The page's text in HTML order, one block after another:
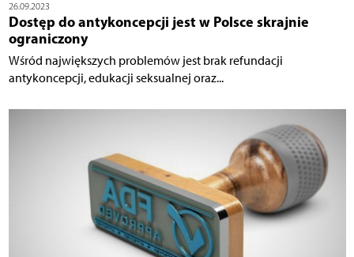
26.09.2023
Dostęp do antykoncepcji jest w Polsce skrajnie
ograniczony
Wśród największych problemów jest brak refundacji
antykoncepcji, edukacji seksualnej oraz...